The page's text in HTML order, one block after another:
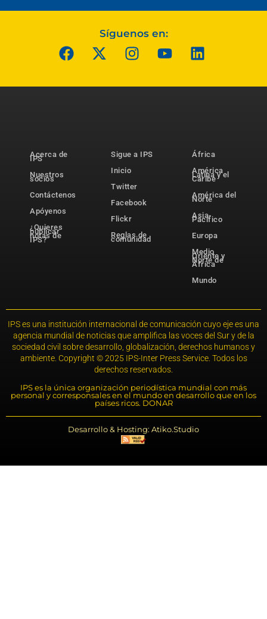
Síguenos en:
Acerca de
IPS
Nuestros
socios
Contáctenos
Apóyenos
¿Quieres
publicar
notas de
IPS?
Sigue a IPS
Inicio
Twitter
Facebook
Flickr
Reglas de
comunidad
África
América
Latina y el
Caribe
América del
Norte
Asia-
Pacífico
Europa
Medio
Oriente y
Norte de
África
Mundo
IPS es una institución internacional de comunicación cuyo eje es una
agencia mundial de noticias que amplifica las voces del Sur y de la
sociedad civil sobre desarrollo, globalización, derechos humanos y
ambiente. Copyright © 2025 IPS-Inter Press Service. Todos los
derechos reservados.
IPS es la única organización periodística mundial con más
personal y corresponsales en el mundo en desarrollo que en los
países ricos. DONAR
Desarrollo & Hosting: Atiko.Studio